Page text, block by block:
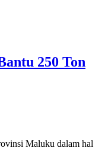
250 Ton
Maluku dalam hal